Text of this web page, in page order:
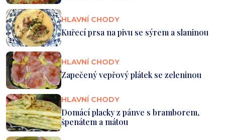
HLAVNÍ CHODY
Kuřecí prsa na pivu se sýrem a slaninou
HLAVNÍ CHODY
Zapečený vepřový plátek se zeleninou
HLAVNÍ CHODY
Domácí placky z pánve s bramborem,
špenátem a mátou